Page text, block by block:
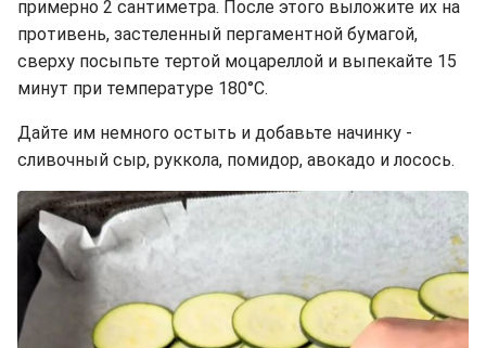
примерно 2 сантиметра. После этого выложите их на
противень, застеленный пергаментной бумагой,
сверху посыпьте тертой моцареллой и выпекайте 15
минут при температуре 180°C.
Дайте им немного остыть и добавьте начинку -
сливочный сыр, руккола, помидор, авокадо и лосось.